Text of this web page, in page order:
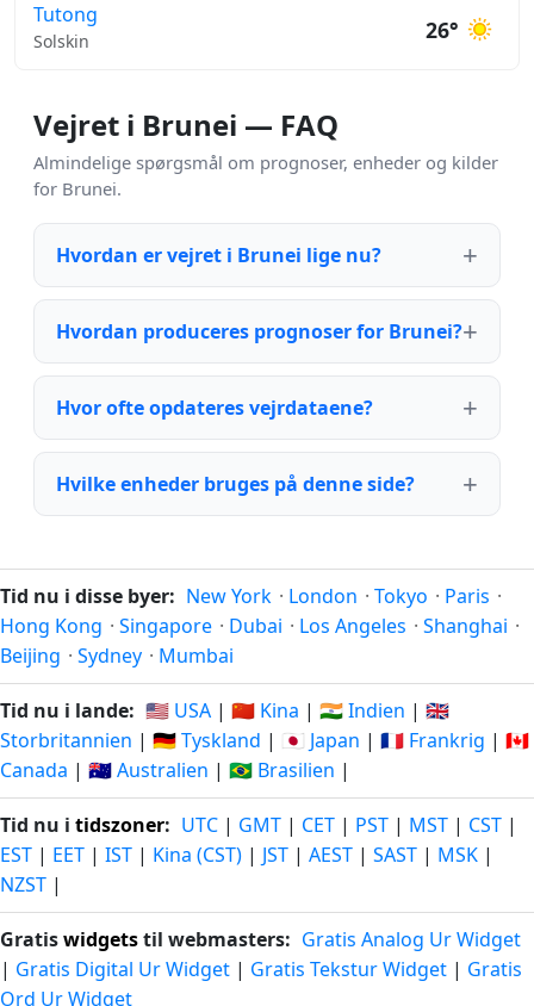
Tutong
Solskin 26°
Vejret i Brunei — FAQ
Almindelige spørgsmål om prognoser, enheder og kilder
for Brunei.
Hvordan er vejret i Brunei lige nu?
Hvordan produceres prognoser for Brunei?
Hvor ofte opdateres vejrdataene?
Hvilke enheder bruges på denne side?
Tid nu i disse byer: New York · London · Tokyo · Paris ·
Hong Kong · Singapore · Dubai · Los Angeles · Shanghai ·
Beijing · Sydney · Mumbai
Tid nu i lande: 🇺🇸 USA | 🇨🇳 Kina | 🇮🇳 Indien | 🇬🇧
Storbritannien | 🇩🇪 Tyskland | 🇯🇵 Japan | 🇫🇷 Frankrig | 🇨🇦
Canada | 🇦🇺 Australien | 🇧🇷 Brasilien |
Tid nu i tidszoner: UTC | GMT | CET | PST | MST | CST |
EST | EET | IST | Kina (CST) | JST | AEST | SAST | MSK |
NZST |
Gratiswidgetstil webmasters: Gratis Analog Ur Widget
| Gratis Digital Ur Widget | Gratis Tekstur Widget | Gratis
Ord Ur Widget